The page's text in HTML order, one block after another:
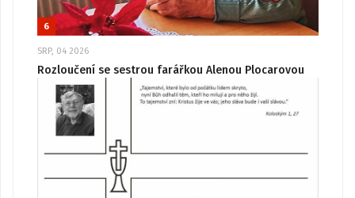
6
SRP, 04 2026
Rozloučení se sestrou farářkou Alenou Plocarovou